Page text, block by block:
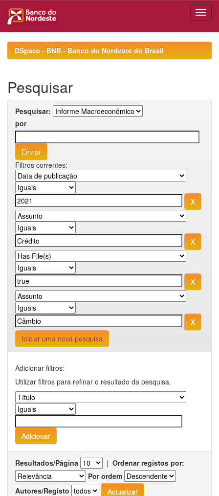
navigationDSpace - BNB - Banco do Nordeste do Brasil
Pesquisar
Pesquisar:
por
Filtros correntes:
Iniciar uma nova pesquisa
Adicionar filtros:
Utilizar filtros para refinar o resultado da pesquisa.
Resultados/Página | Ordenar registos por:
Por ordem
Autores/Registo